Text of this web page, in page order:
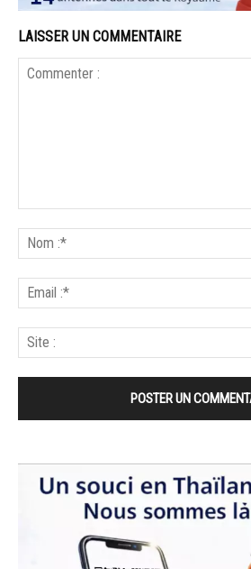
LAISSER UN COMMENTAIRE